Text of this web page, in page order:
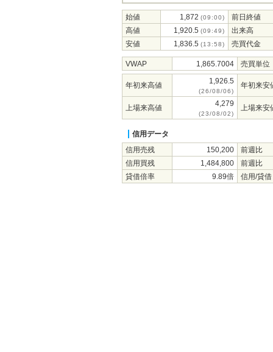
始値 1,872 (09:00)
前日終値
高値
1,920.5 (09:49)
出来高
安値
1,836.5 (13:58) 売買代金
VWAP 1,865.7004 売買単位
年初来高値 1,926.5
(26/08/06)
年初来安
上場来高値 4,279
(23/08/02)
上場来安
信用データ
信用売残
150,200
前週比
信用買残
1,484,800
前週比
貸借倍率
9.89倍 信用/貸借